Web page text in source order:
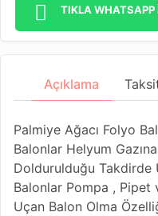
TIKLA WHATSAPP
Açıklama
Palmiye Ağacı Folyo
Balonlar Helyum
Doldurulduğu Takdirde
Balonlar Pompa ,
Uçan Balon Olma